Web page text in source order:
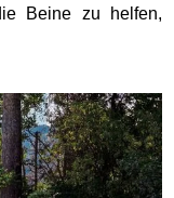
Beine zu helfen,